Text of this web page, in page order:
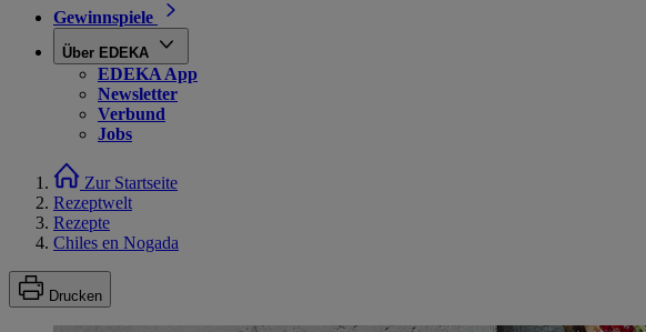
Gewinnspiele
Über EDEKA
EDEKA App
Newsletter
Verbund
Jobs
Zur Startseite
Rezeptwelt
Rezepte
Chiles en Nogada
Drucken